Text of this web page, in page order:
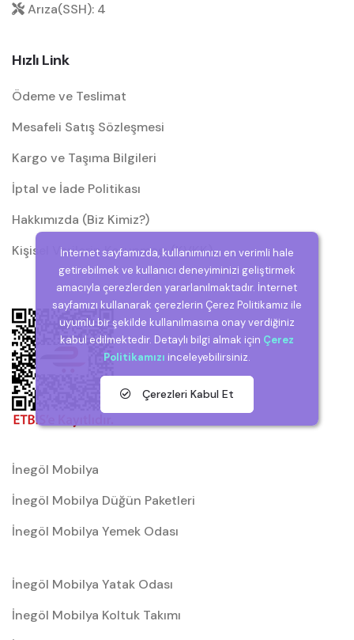
Arıza(SSH): 4
Hızlı Link
Ödeme ve Teslimat
Mesafeli Satış Sözleşmesi
Kargo ve Taşıma Bilgileri
İptal ve İade Politikası
Hakkımızda (Biz Kimiz?)
Kişisel Verilerin Korunması (KVKK)
İnegöl Mobilya
İnegöl Mobilya Düğün Paketleri
İnegöl Mobilya Yemek Odası
İnegöl Mobilya Yatak Odası
İnegöl Mobilya Koltuk Takımı
İnternet sayfamızda, kullanımınızı en verimli hale
getirebilmek ve kullanıcı deneyiminizi geliştirmek
amacıyla çerezlerden yararlanılmaktadır. İnternet
sayfamızı kullanarak çerezlerin Çerez Politikamız ile
uyumlu bir şekilde kullanılmasına onay verdiğiniz
kabul edilmektedir. Detaylı bilgi almak için Çerez
Politikamızı inceleyebilirsiniz.
Çerezleri Kabul Et